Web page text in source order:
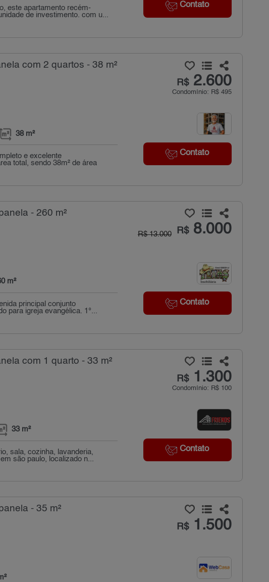
Contato
este apartamento recém-
de investimento. com u...
com 2 quartos - 38 m²
R$2.600
Condomínio: R$ 495
Contato
38 m²
e excelente
total, sendo 38m² de área
- 260 m²
R$8.000
R$ 13.000
Contato
m²
principal conjunto
para igreja evangélica. 1°...
com 1 quarto - 33 m²
R$1.300
Condomínio: R$ 100
Contato
33 m²
sala, cozinha, lavanderia,
são paulo, localizado n...
- 35 m²
R$1.500